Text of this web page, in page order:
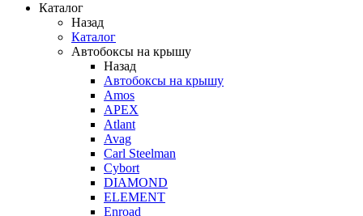
Каталог
Назад
Каталог
Автобоксы на крышу
Назад
Автобоксы на крышу
Amos
APEX
Atlant
Avag
Carl Steelman
Cybort
DIAMOND
ELEMENT
Enroad